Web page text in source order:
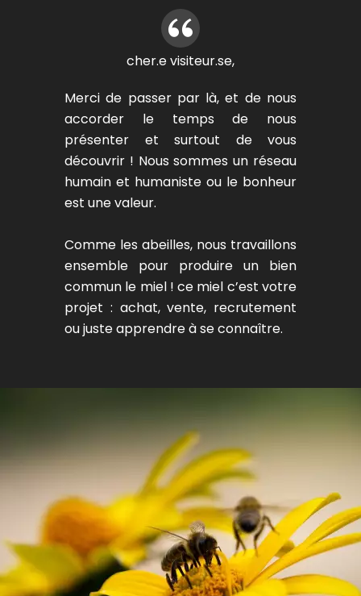
cher.e visiteur.se,
Merci de passer par là, et de nous
accorder le temps de nous
présenter et surtout de vous
découvrir ! Nous sommes un réseau
humain et humaniste ou le bonheur
est une valeur.
Comme les abeilles, nous travaillons
ensemble pour produire un bien
commun le miel ! ce miel c’est votre
projet : achat, vente, recrutement
ou juste apprendre à se connaître.